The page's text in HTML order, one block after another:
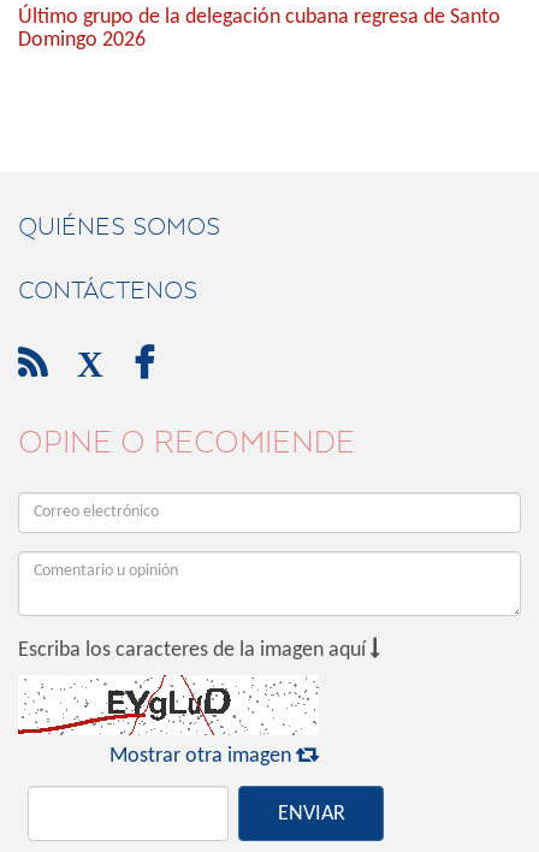
Último grupo de la delegación cubana regresa de Santo
Domingo 2026
QUIÉNES SOMOS
CONTÁCTENOS
 X 
OPINE O RECOMIENDE
Escriba los caracteres de la imagen aquí 
Mostrar otra imagen 
ENVIAR